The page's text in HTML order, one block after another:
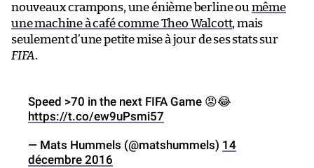
nouveaux crampons, une énième berline ou même
une machine à café comme Theo Walcott, mais
seulement d’une petite mise à jour de ses stats sur
FIFA.
Speed >70 in the next FIFA Game 😡😂
https://t.co/ew9uPsmi57
— Mats Hummels (@matshummels) 14
décembre 2016